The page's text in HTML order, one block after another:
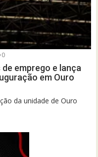
0
emprego e lança
em Ouro
da unidade de Ouro